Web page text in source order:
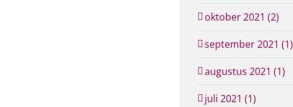
oktober 2021 (2)
september 2021 (1)
augustus 2021 (1)
juli 2021 (1)